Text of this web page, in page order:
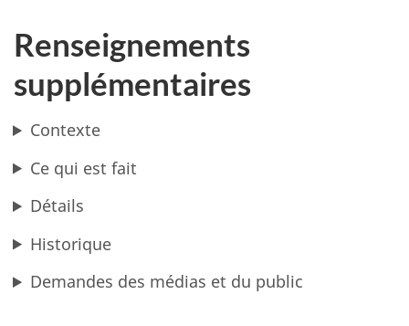
Renseignements
supplémentaires
Contexte
Ce qui est fait
Détails
Historique
Demandes des médias et du public